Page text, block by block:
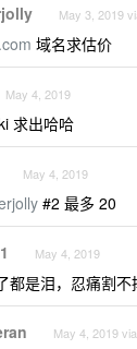
May 3, 2019
域名求估价
May 4, 2019
求出哈哈
May 4, 2019
#2 最多 20
May 4, 2019
都是泪，忍痛割不
May 4, 2019